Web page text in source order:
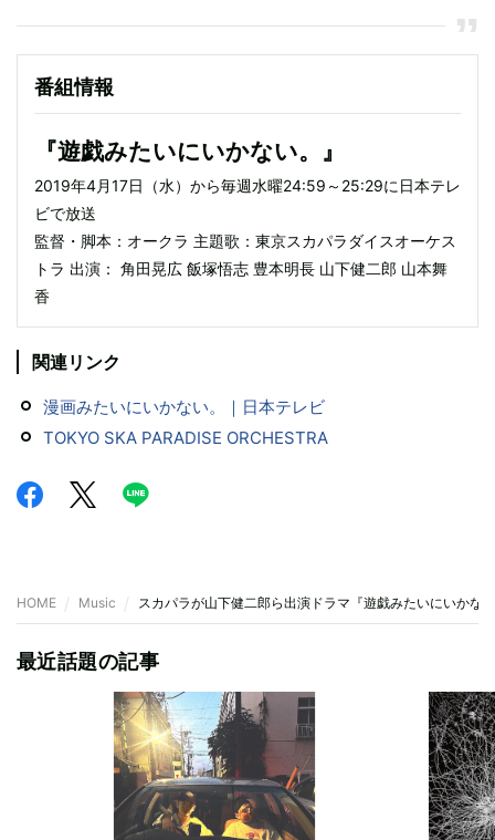
番組情報
『遊戯みたいにいかない。』
2019年4月17日（水）から毎週水曜24:59～25:29に日本テレ
ビで放送
監督・脚本：オークラ 主題歌：東京スカパラダイスオーケス
トラ 出演： 角田晃広 飯塚悟志 豊本明長 山下健二郎 山本舞
香
関連リンク
漫画みたいにいかない。｜日本テレビ
TOKYO SKA PARADISE ORCHESTRA
HOME Music スカパラが山下健二郎ら出演ドラマ『遊戯みたいにいかな
最近話題の記事